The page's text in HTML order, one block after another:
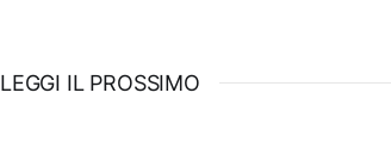
LEGGI IL PROSSIMO